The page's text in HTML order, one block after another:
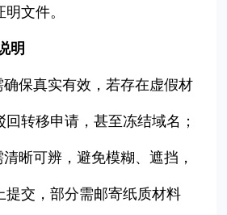
文件。
明
确保真实有效，若存在虚假材
转移申请，甚至冻结域名；
晰可辨，避免模糊、遮挡，
提交，部分需邮寄纸质材料